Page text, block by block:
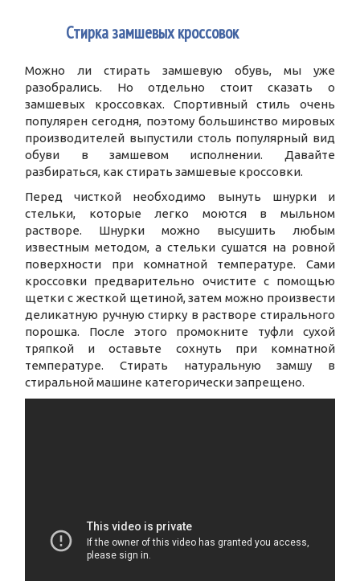
Стирка замшевых кроссовок
Можно ли стирать замшевую обувь, мы уже
разобрались. Но отдельно стоит сказать о
замшевых кроссовках. Спортивный стиль очень
популярен сегодня, поэтому большинство мировых
производителей выпустили столь популярный вид
обуви в замшевом исполнении. Давайте
разбираться, как стирать замшевые кроссовки.
Перед чисткой необходимо вынуть шнурки и
стельки, которые легко моются в мыльном
растворе. Шнурки можно высушить любым
известным методом, а стельки сушатся на ровной
поверхности при комнатной температуре. Сами
кроссовки предварительно очистите с помощью
щетки с жесткой щетиной, затем можно произвести
деликатную ручную стирку в растворе стирального
порошка. После этого промокните туфли сухой
тряпкой и оставьте сохнуть при комнатной
температуре. Стирать натуральную замшу в
стиральной машине категорически запрещено.